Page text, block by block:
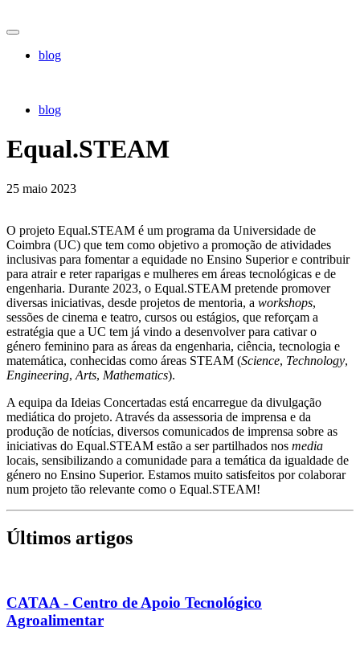
blog
blog
Equal.STEAM
25 maio 2023
O projeto Equal.STEAM é um programa da Universidade de
Coimbra (UC) que tem como objetivo a promoção de atividades
inclusivas para fomentar a equidade no Ensino Superior e contribuir
para atrair e reter raparigas e mulheres em áreas tecnológicas e de
engenharia. Durante 2023, o Equal.STEAM pretende promover
diversas iniciativas, desde projetos de mentoria, a workshops,
sessões de cinema e teatro, cursos ou estágios, que reforçam a
estratégia que a UC tem já vindo a desenvolver para cativar o
género feminino para as áreas da engenharia, ciência, tecnologia e
matemática, conhecidas como áreas STEAM (Science, Technology,
Engineering, Arts, Mathematics).
A equipa da Ideias Concertadas está encarregue da divulgação
mediática do projeto. Através da assessoria de imprensa e da
produção de notícias, diversos comunicados de imprensa sobre as
iniciativas do Equal.STEAM estão a ser partilhados nos media
locais, sensibilizando a comunidade para a temática da igualdade de
género no Ensino Superior. Estamos muito satisfeitos por colaborar
num projeto tão relevante como o Equal.STEAM!
Últimos artigos
CATAA - Centro de Apoio Tecnológico
Agroalimentar